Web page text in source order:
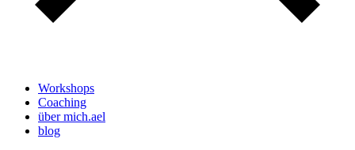
Workshops
Coaching
über mich.ael
blog